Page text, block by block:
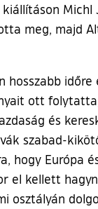
Michl
meg, majd
hosszabb
ott
és
szabad-
hogy Európa
el kellett
osztályán